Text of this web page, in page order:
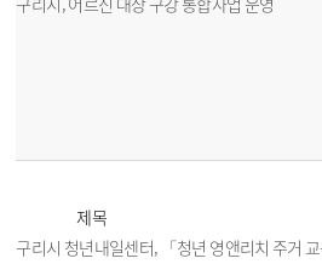
제목
구리시 청년내일센터, 「청년 영앤리치 주거